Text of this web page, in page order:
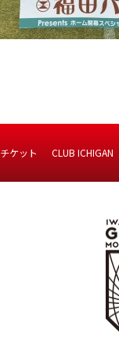
チケット CLUB ICHIGAN